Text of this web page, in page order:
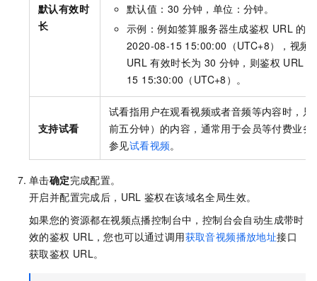
默认有效时
长
默认值：30 分钟，单位：分钟。
示例：例如签算服务器生成鉴权 URL 的
2020-08-15 15:00:00（UTC+8），视频
URL 有效时长为 30 分钟，则鉴权 URL
15 15:30:00（UTC+8）。
支持试看
试看指用户在观看视频或者音频等内容时，
前五分钟）的内容，通常用于会员等付费业
参见试看视频。
单击确定完成配置。
开启并配置完成后，URL 鉴权在该域名全局生效。
如果您的资源都在视频点播控制台中，控制台会自动生成带时
效的鉴权 URL，您也可以通过调用获取音视频播放地址接口
获取鉴权 URL。